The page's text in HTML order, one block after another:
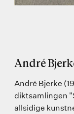
André
André Bjerke
diktsamlingen
allsidige